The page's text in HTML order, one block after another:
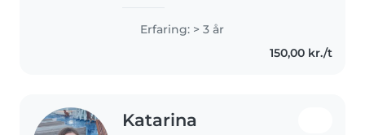
arbejde med børn. For mig er
det vigtigt, at både børn og
forældre føler sig trygge tillid..
Erfaring: > 3 år
150,00 kr./t
Katarina